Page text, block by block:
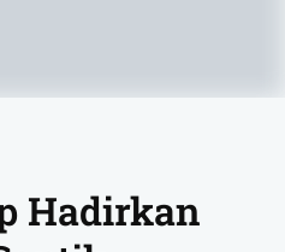
Hadirkan